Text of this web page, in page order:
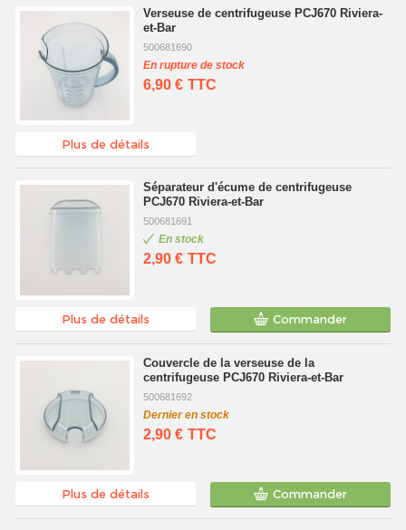
Verseuse de centrifugeuse PCJ670 Riviera-
et-Bar
500681690
En rupture de stock
6,90 € TTC
Plus de détails
Séparateur d'écume de centrifugeuse
PCJ670 Riviera-et-Bar
500681691
En stock
2,90 € TTC
Plus de détails Commander
Couvercle de la verseuse de la
centrifugeuse PCJ670 Riviera-et-Bar
500681692
Dernier en stock
2,90 € TTC
Plus de détails Commander